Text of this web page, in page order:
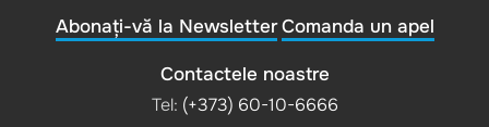
Abonați-vă la Newsletter Comanda un apel
Contactele noastre
Tel: (+373) 60-10-6666